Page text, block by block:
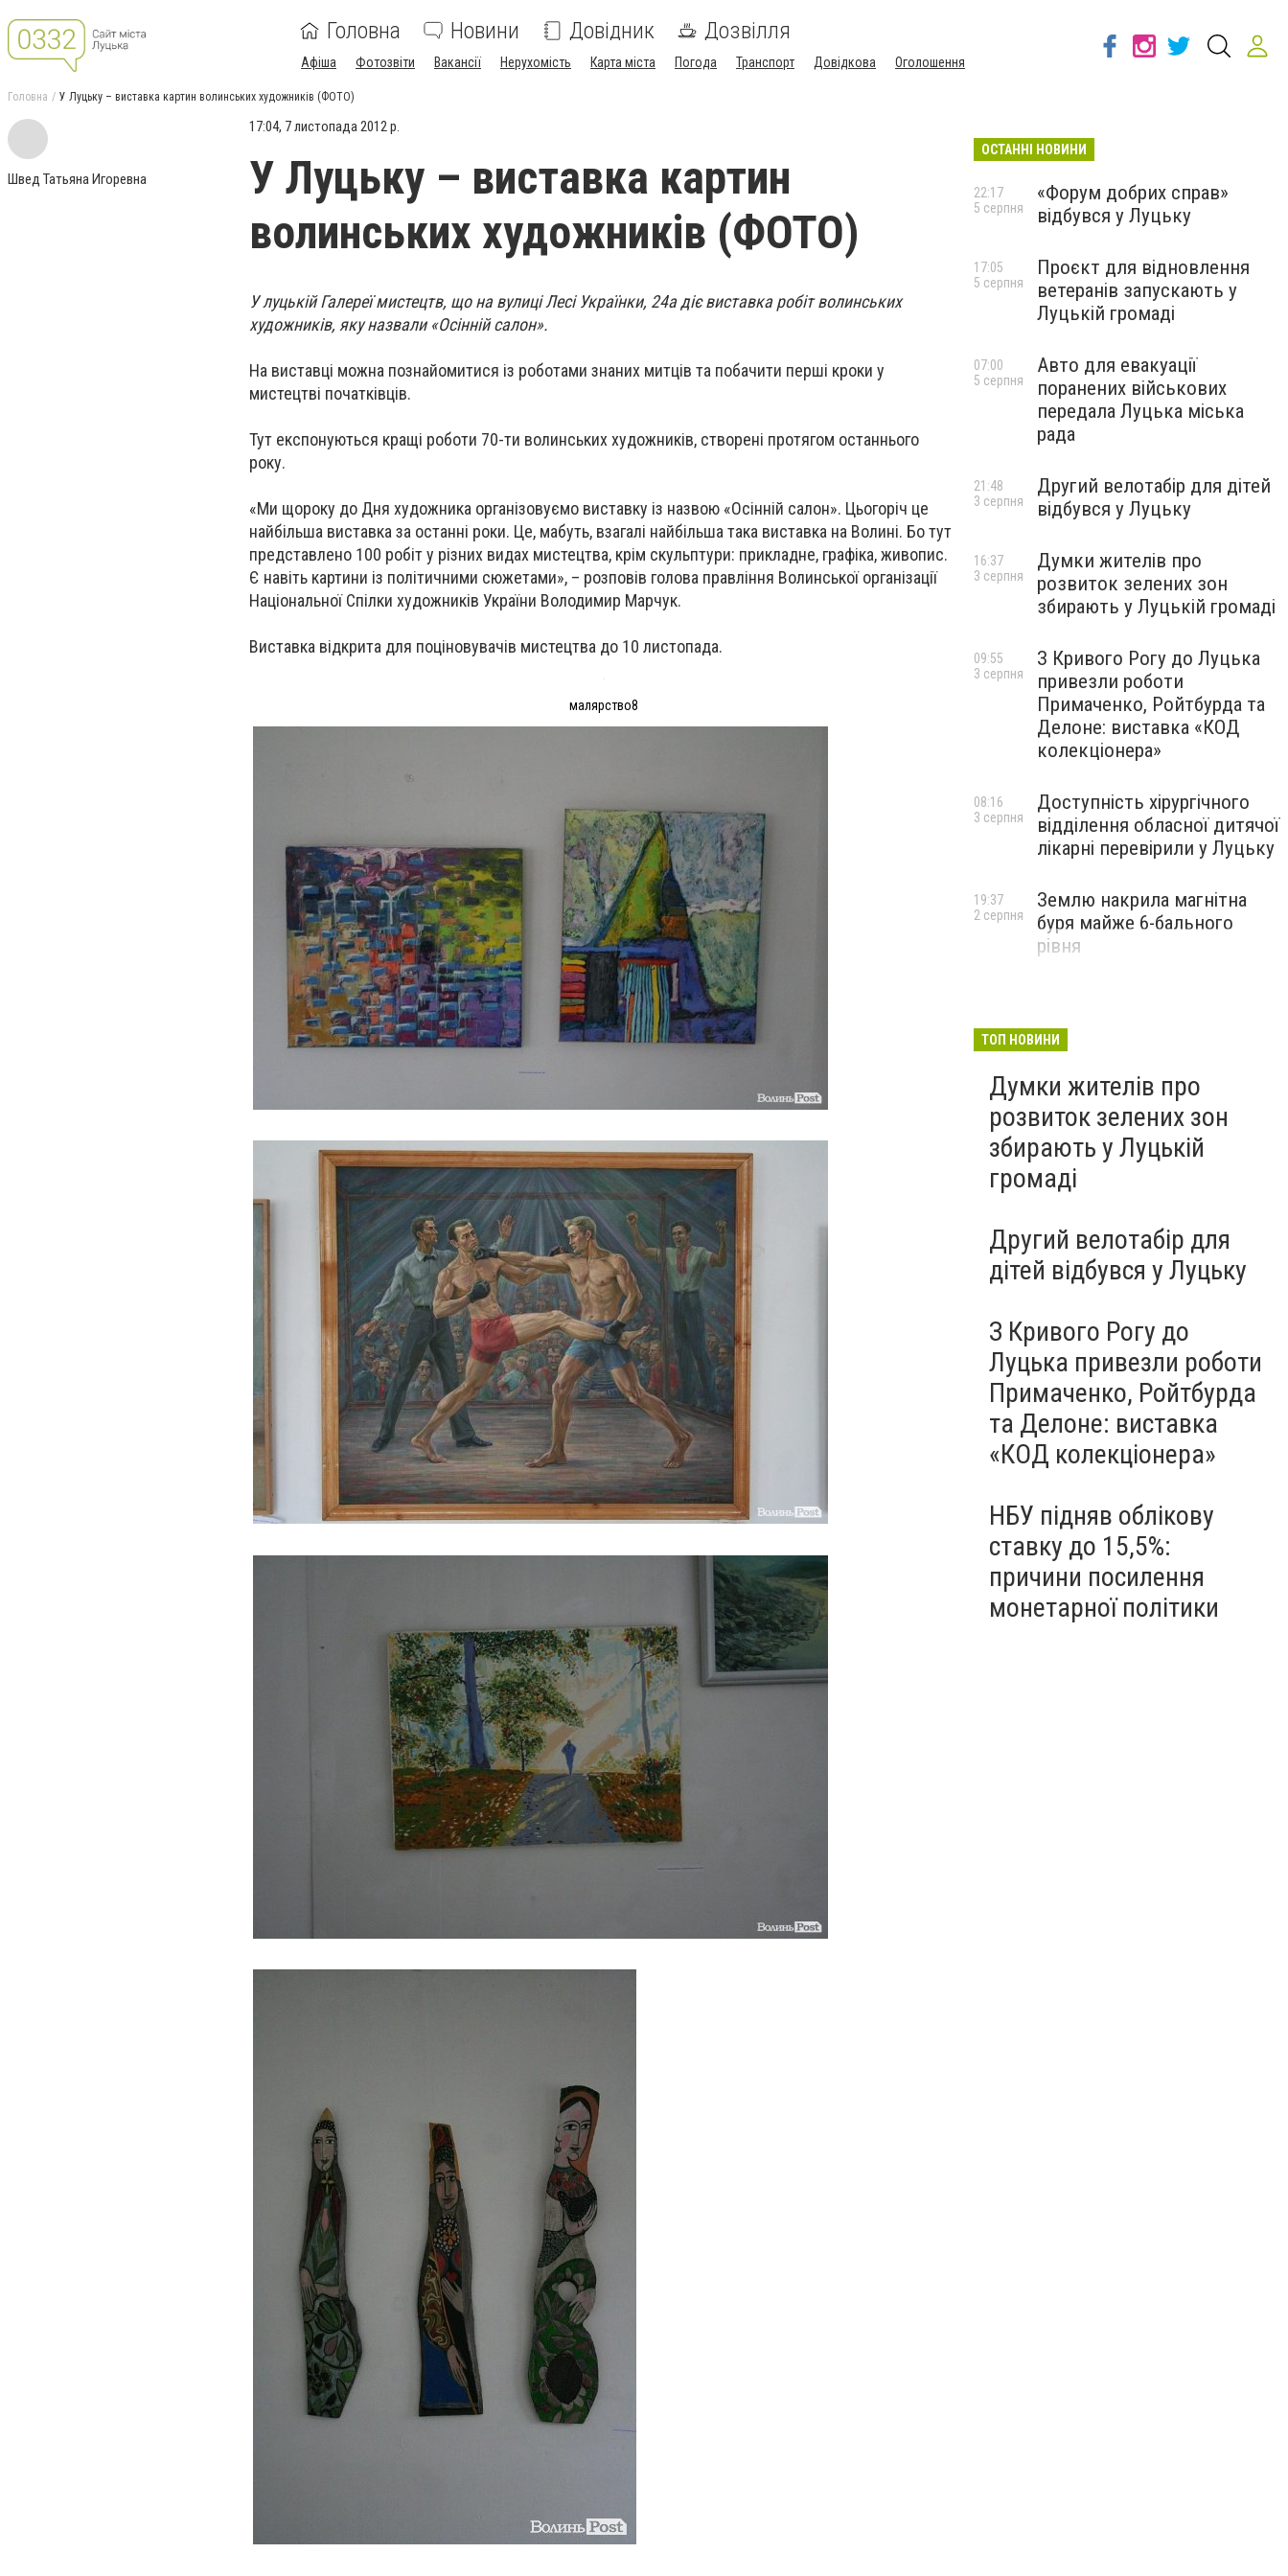
Головна Новини Довідник Дозвілля
Афіша Фотозвіти Вакансії Нерухомість Карта міста Погода Транспорт Довідкова Оголошення
Головна У Луцьку – виставка картин волинських художників (ФОТО)
Швед Татьяна Игоревна
17:04, 7 листопада 2012 р.
У Луцьку – виставка картин
волинських художників (ФОТО)
У луцькій Галереї мистецтв, що на вулиці Лесі Українки, 24а діє виставка робіт волинських
художників, яку назвали «Осінній салон».
На виставці можна познайомитися із роботами знаних митців та побачити перші кроки у
мистецтві початківців.
Тут експонуються кращі роботи 70-ти волинських художників, створені протягом останнього
року.
«Ми щороку до Дня художника організовуємо виставку із назвою «Осінній салон». Цьогоріч це
найбільша виставка за останні роки. Це, мабуть, взагалі найбільша така виставка на Волині. Бо тут
представлено 100 робіт у різних видах мистецтва, крім скульптури: прикладне, графіка, живопис.
Є навіть картини із політичними сюжетами», – розповів голова правління Волинської органiзацiї
Нацiональної Спiлки художникiв України Володимир Марчук.
Виставка відкрита для поціновувачів мистецтва до 10 листопада.
малярство8
ОСТАННІ НОВИНИ
«Форум добрих справ»
відбувся у Луцьку
22:17
5 серпня
Проєкт для відновлення
ветеранів запускають у
Луцькій громаді
17:05
5 серпня
Авто для евакуації
поранених військових
передала Луцька міська
рада
07:00
5 серпня
Другий велотабір для дітей
відбувся у Луцьку
21:48
3 серпня
Думки жителів про
розвиток зелених зон
збирають у Луцькій громаді
16:37
3 серпня
З Кривого Рогу до Луцька
привезли роботи
Примаченко, Ройтбурда та
Делоне: виставка «КОД
колекціонера»
09:55
3 серпня
Доступність хірургічного
відділення обласної дитячої
лікарні перевірили у Луцьку
08:16
3 серпня
Землю накрила магнітна
буря майже 6-бального
рівня
19:37
2 серпня
ТОП НОВИНИ
Думки жителів про
розвиток зелених зон
збирають у Луцькій
громаді
Другий велотабір для
дітей відбувся у Луцьку
З Кривого Рогу до
Луцька привезли роботи
Примаченко, Ройтбурда
та Делоне: виставка
«КОД колекціонера»
НБУ підняв облікову
ставку до 15,5%:
причини посилення
монетарної політики